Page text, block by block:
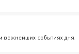
важнейших событиях дня.